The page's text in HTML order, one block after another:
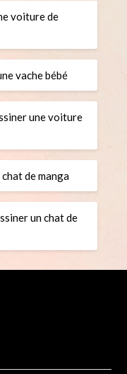
voiture de
vache bébé
une voiture
de manga
un chat de